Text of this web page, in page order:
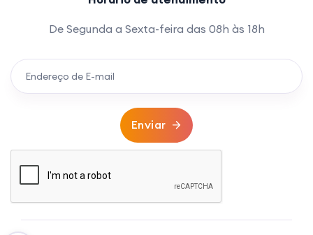
De Segunda a Sexta-feira das 08h às 18h
Enviar